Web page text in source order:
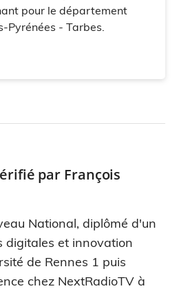
pour le département
- Tarbes.
par François
National, diplômé d'un
digitales et innovation
de Rennes 1 puis
chez NextRadioTV à